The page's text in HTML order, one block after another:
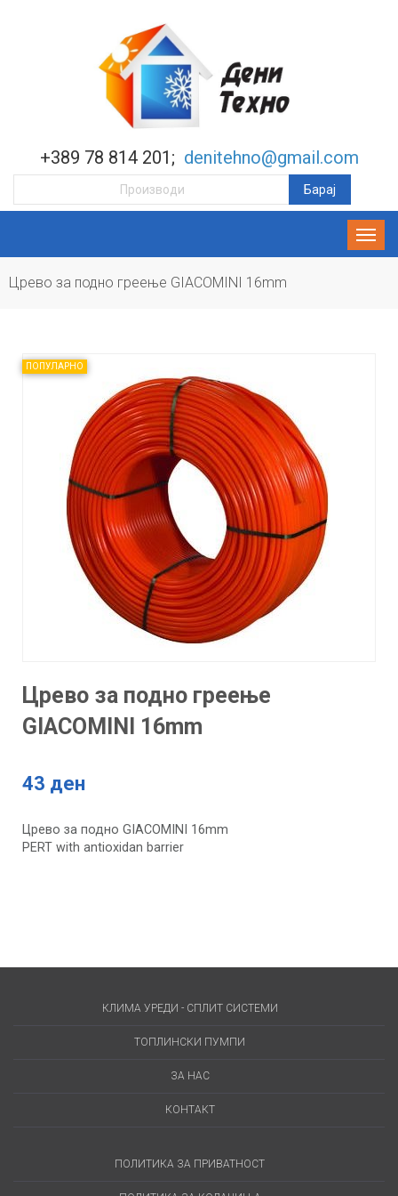
+389 78 814 201; denitehno@gmail.com
Црево за подно греење GIACOMINI 16mm
ПОПУЛАРНО
Црево за подно греење
GIACOMINI 16mm
43 ден
Црево за подно GIACOMINI 16mm
PERT with antioxidan barrier
КЛИМА УРЕДИ - СПЛИТ СИСТЕМИ
ТОПЛИНСКИ ПУМПИ
ЗА НАС
КОНТАКТ
ПОЛИТИКА ЗА ПРИВАТНОСТ